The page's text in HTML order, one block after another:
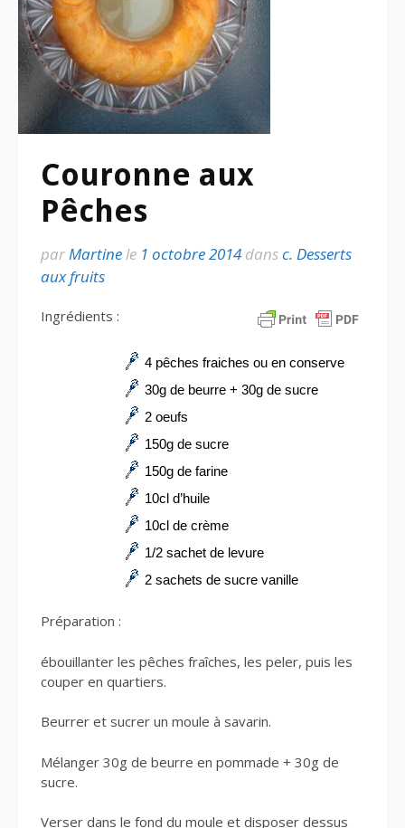
Couronne aux
Pêches
parMartinele 1 octobre 2014 dansc. Desserts
aux fruits
Ingrédients :
4 pêches fraiches ou en conserve
30g de beurre + 30g de sucre
2 oeufs
150g de sucre
150g de farine
10cl d’huile
10cl de crème
1/2 sachet de levure
2 sachets de sucre vanille
Préparation :
ébouillanter les pêches fraîches, les peler, puis les
couper en quartiers.
Beurrer et sucrer un moule à savarin.
Mélanger 30g de beurre en pommade + 30g de
sucre.
Verser dans le fond du moule et disposer dessus